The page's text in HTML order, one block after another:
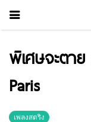
พิเศษจะตา
Paris
เพลงสตริง